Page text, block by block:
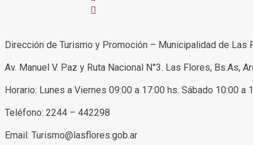
Dirección de Turismo y Promoción – Municipalidad de Las
Av. Manuel V. Paz y Ruta Nacional N°3. Las Flores, Bs.As,
Horario: Lunes a Viernes 09:00 a 17:00 hs. Sábado 10:00 a
Teléfono: 2244 – 442298
Email: Turismo@lasflores.gob.ar